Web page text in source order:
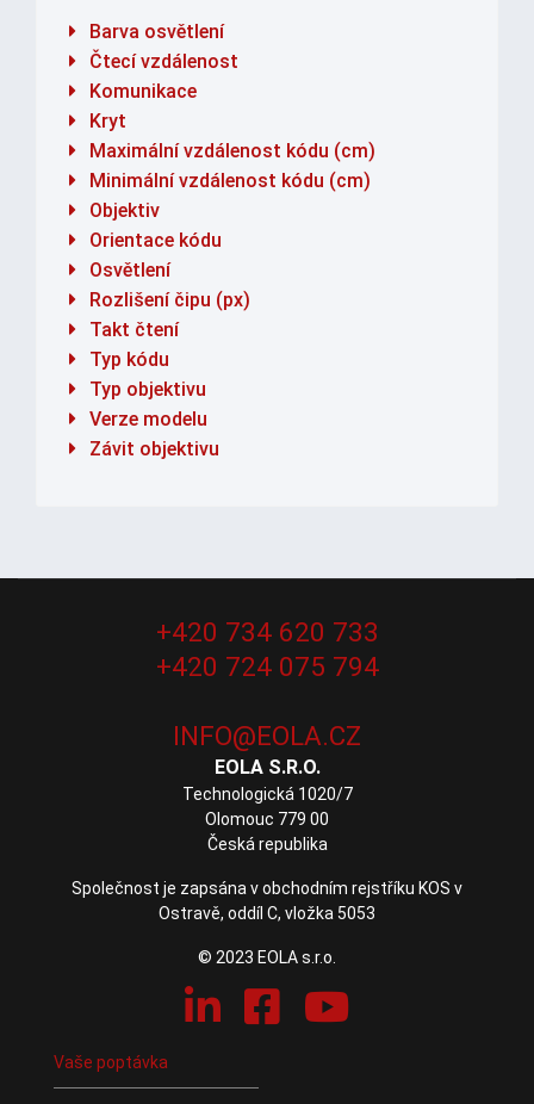
Barva osvětlení
Čtecí vzdálenost
Komunikace
Kryt
Maximální vzdálenost kódu (cm)
Minimální vzdálenost kódu (cm)
Objektiv
Orientace kódu
Osvětlení
Rozlišení čipu (px)
Takt čtení
Typ kódu
Typ objektivu
Verze modelu
Závit objektivu
+420 734 620 733
+420 724 075 794
EOLA S.R.O.
Technologická 1020/7
Olomouc 779 00
Česká republika
Společnost je zapsána v obchodním rejstříku KOS v
Ostravě, oddíl C, vložka 5053
© 2023 EOLA s.r.o.
Vaše poptávka